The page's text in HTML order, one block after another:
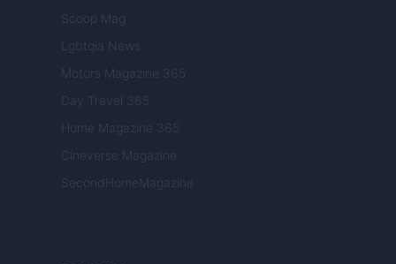
Scoop Mag
Lgbtqia News
Motors Magazine 365
Day Travel 365
Home Magazine 365
Cineverse Magazine
SecondHomeMagazine